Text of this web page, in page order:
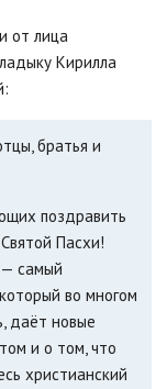
от лица
Кирилла
братья и
поздравить
Пасхи!
— самый
во многом
даёт новые
и о том, что
христианский